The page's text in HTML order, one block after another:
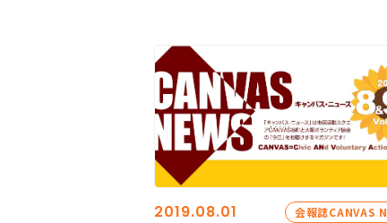
2019.08.01 会報誌CANVAS